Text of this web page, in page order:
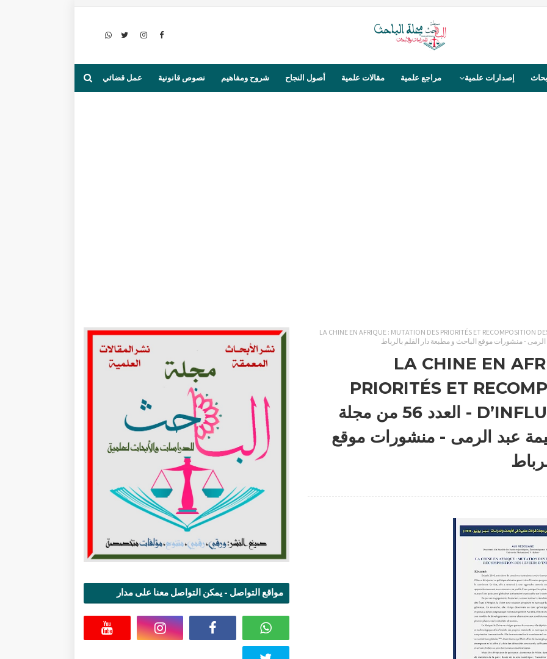
إصدارات علمية مراجع علمية مقالات علمية أصول النجاح شروح ومفاهيم نصوص قانونية عمل قضائي
LA CHINE EN AFRIQUE : MUTATION DES PRIORITÉS ET RECOMPOSITION
LA CHINE EN
PRIORITÉS ET
D’INFLUENCE Adil REDOUANE - العدد 56 من مجلة
عبد الرمى - منشورات موقع
مواقع التواصل - يمكن التواصل معنا على مدار